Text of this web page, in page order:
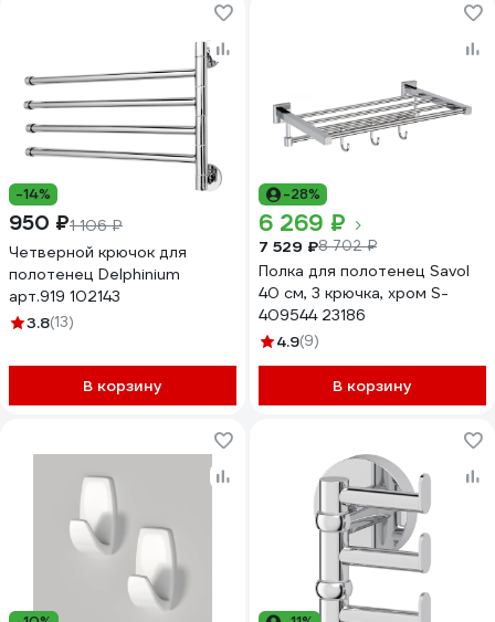
-14%
950 ₽1 106 ₽
Четверной крючок для
полотенец Delphinium
арт.919 102143
3.8(13)
В корзину
-28%
6 269 ₽
7 529 ₽8 702 ₽
Полка для полотенец Savol
40 см, 3 крючка, хром S-
409544 23186
4.9(9)
В корзину